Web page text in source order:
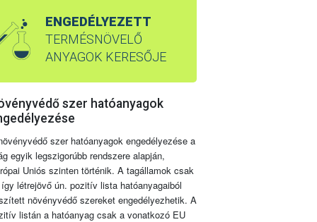
ENGEDÉLYEZETT
TERMÉSNÖVELŐ
ANYAGOK KERESŐJE
szer hatóanyagok
szer hatóanyagok engedélyezése a
egyik legszigorúbb rendszere alapján,
Uniós szinten történik. A tagállamok csak
létrejövő ún. pozitív lista hatóanyagaiból
növényvédő szereket engedélyezhetik. A
listán a hatóanyag csak a vonatkozó EU